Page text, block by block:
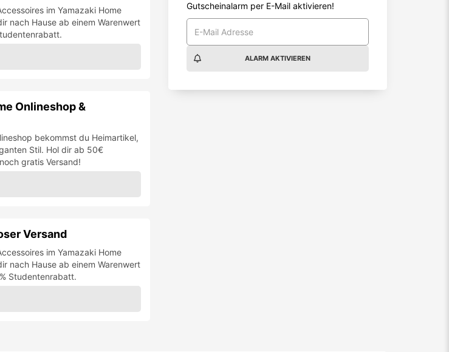
im Yamazaki Home
nach Hause ab einem Warenwert
Onlineshop &
bekommst du Heimartikel,
Stil. Hol dir ab 50€
gratis Versand!
Versand
im Yamazaki Home
nach Hause ab einem Warenwert
Studentenrabatt.
Gutscheinalarm per E-Mail aktivieren!
ALARM AKTIVIEREN